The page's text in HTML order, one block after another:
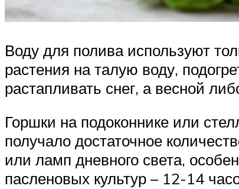
Воду для полива используют
растения на талую воду,
растапливать снег, а весной
Горшки на подоконнике или
получало достаточное
или ламп дневного света,
пасленовых культур – 12-14